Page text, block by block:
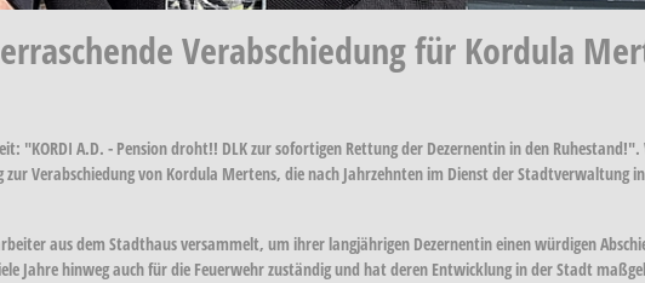
Verabschiedung für Kordula
A.D. - Pension droht!! DLK zur sofortigen Rettung der Dezernentin in den Ruhestand!".
Verabschiedung von Kordula Mertens, die nach Jahrzehnten im Dienst der Stadtverwaltung
aus dem Stadthaus versammelt, um ihrer langjährigen Dezernentin einen würdigen
Jahre hinweg auch für die Feuerwehr zuständig und hat deren Entwicklung in der Stadt